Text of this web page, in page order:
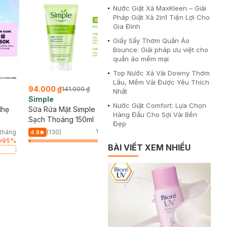
95%
94.000 ₫141.000 ₫
Simple
Sữa Rửa Mặt Simple Giúp Da
Sạch Thoáng 150ml
4.8 (130)
Nước Giặt Xả MaxKleen – Giải
Pháp Giặt Xả 2in1 Tiện Lợi Cho
Gia Đình
Giấy Sấy Thơm Quần Áo
Bounce: Giải pháp ưu việt cho
quần áo mềm mại
Top Nước Xả Vải Downy Thơm
Lâu, Mềm Vải Được Yêu Thích
Nhất
Nước Giặt Comfort: Lựa Chọn
Hàng Đầu Cho Sợi Vải Bền
Đẹp
BÀI VIẾT XEM NHIỀU